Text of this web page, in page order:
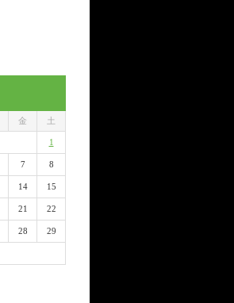
金 土
1
7 8
14 15
21 22
28 29